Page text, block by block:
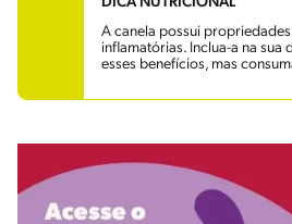
A canela possui
inflamatórias. Inclua-a na sua
esses benefícios, mas